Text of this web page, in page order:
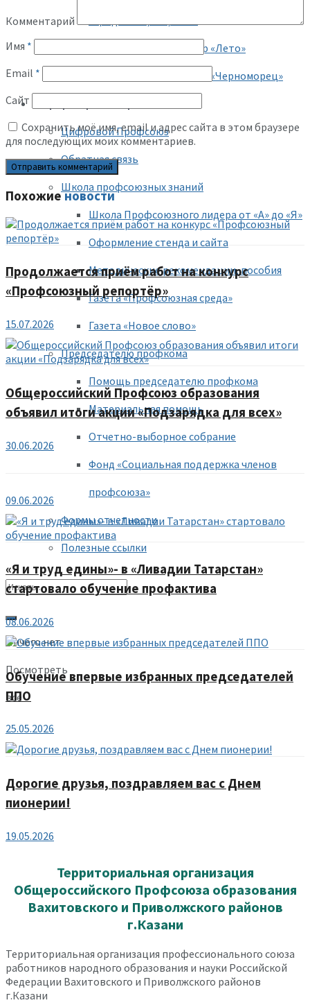
Республиканский центр «Лето»
Республиканский центр «Черноморец»
Цифровой Профсоюз
Обратная связь
Школа профсоюзных знаний
Школа Профсоюзного лидера от «А» до «Я»
Оформление стенда и сайта
Методические рекомендации, пособия
Газета «Профсоюзная среда»
Газета «Новое слово»
Председателю профкома
Помощь председателю профкома
Материальная помощь
Отчетно-выборное собрание
Фонд «Социальная поддержка членов
профсоюза»
Формы отчетности
Полезные ссылки
Ничего нет
Посмотреть
все
Комментарий
Имя *
Email *
Сайт
Сохранить моё имя, email и адрес сайта в этом браузере
для последующих моих комментариев.
Похожиеновости
Продолжается приём работ на конкурс
«Профсоюзный репортёр»
15.07.2026
Общероссийский Профсоюз образования
объявил итоги акции «Подзарядка для всех»
30.06.2026
09.06.2026
«Я и труд едины»- в «Ливадии Татарстан»
стартовало обучение профактива
08.06.2026
Обучение впервые избранных председателей
ППО
25.05.2026
Дорогие друзья, поздравляем вас с Днем
пионерии!
19.05.2026
Территориальная организация
Общероссийского Профсоюза образования
Вахитовского и Приволжского районов
г.Казани
Территориальная организация профессионального союза
работников народного образования и науки Российской
Федерации Вахитовского и Приволжского районов
г.Казани